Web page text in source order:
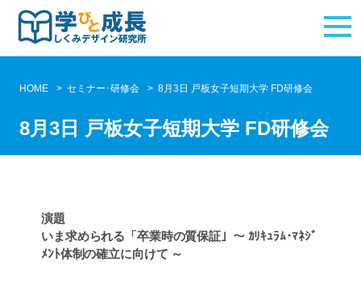
HOME セミナー･研修会 8月3日 戸板女子短期大学 FD研修会
8月3日 戸板女子短期大学 FD研修会
演題
いま求められる「卒業時の質保証」～ ｶﾘｷｭﾗﾑ･ﾏﾈｼﾞ
ﾒﾝﾄ体制の確立に向けて ～